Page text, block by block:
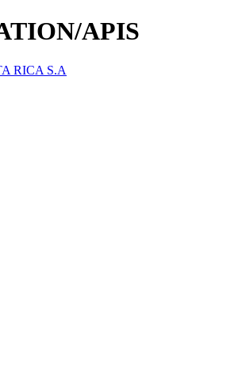
APIS
RICA S.A